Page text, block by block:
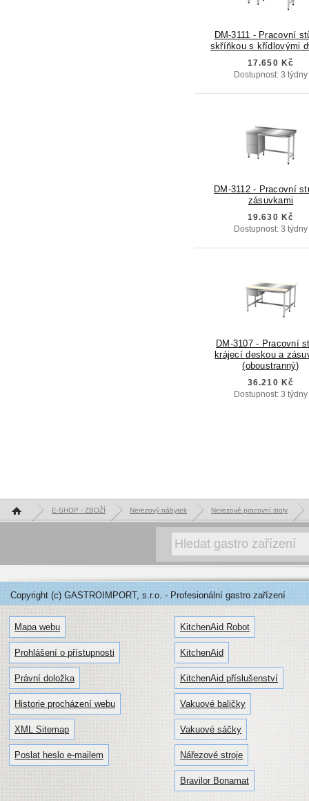
DM-3111 - Pracovní
skříňkou s křídlovými
17.650 Kč
Dostupnost: 3 týdny
DM-3112 - Pracovní
zásuvkami
19.630 Kč
Dostupnost: 3 týdny
DM-3107 - Pracovní
krájecí deskou a
(oboustranný)
36.210 Kč
Dostupnost: 3 týdny
Hlavní stránka E-SHOP - ZBOŽÍ Nerezový nábytek Nerezové pracovní stoly
Copyright (c) GASTROIMPORT, s.r.o. - Profesionální gastro zařízení
Mapa webu
Prohlášení o přístupnosti
Právní doložka
Historie procházení webu
XML Sitemap
Poslat heslo e-mailem
KitchenAid Robot
KitchenAid
KitchenAid příslušenství
Vakuové baličky
Vakuové sáčky
Nářezové stroje
Bravilor Bonamat